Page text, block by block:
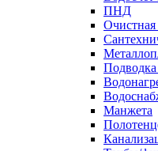
ПНД
Очистная
Манжета